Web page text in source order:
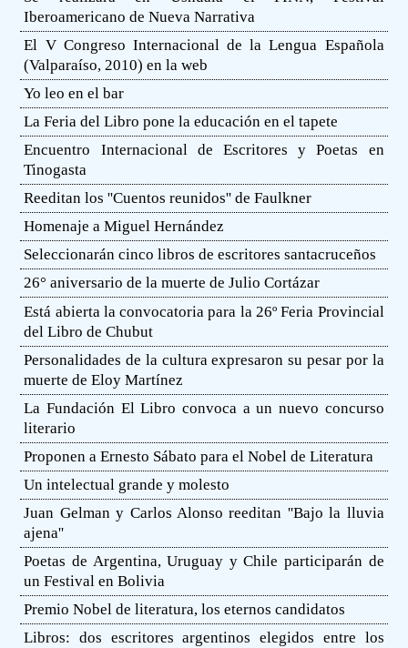
Iberoamericano de Nueva Narrativa
El V Congreso Internacional de la Lengua Española
(Valparaíso, 2010) en la web
Yo leo en el bar
La Feria del Libro pone la educación en el tapete
Encuentro Internacional de Escritores y Poetas en
Tinogasta
Reeditan los ''Cuentos reunidos'' de Faulkner
Homenaje a Miguel Hernández
Seleccionarán cinco libros de escritores santacruceños
26° aniversario de la muerte de Julio Cortázar
Está abierta la convocatoria para la 26º Feria Provincial
del Libro de Chubut
Personalidades de la cultura expresaron su pesar por la
muerte de Eloy Martínez
La Fundación El Libro convoca a un nuevo concurso
literario
Proponen a Ernesto Sábato para el Nobel de Literatura
Un intelectual grande y molesto
Juan Gelman y Carlos Alonso reeditan ''Bajo la lluvia
ajena''
Poetas de Argentina, Uruguay y Chile participarán de
un Festival en Bolivia
Premio Nobel de literatura, los eternos candidatos
Libros: dos escritores argentinos elegidos entre los